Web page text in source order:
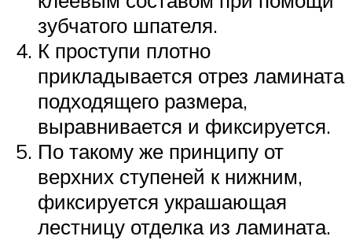
зубчатого шпателя.
К проступи плотно
прикладывается отрез ламината
подходящего размера,
выравнивается и фиксируется.
По такому же принципу от
верхних ступеней к нижним,
фиксируется украшающая
лестницу отделка из ламината.